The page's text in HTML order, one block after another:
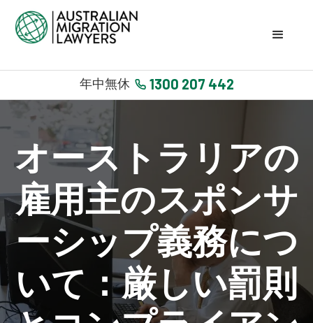
年中無休 1300 207 442
オーストラリアの
雇用主のスポンサ
ーシップ義務につ
いて：厳しい罰則